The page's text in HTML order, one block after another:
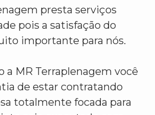
presta serviços
pois a satisfação do
importante para nós.
a MR Terraplenagem você
de estar contratando
totalmente focada para